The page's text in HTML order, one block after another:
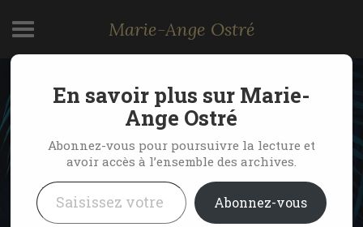
Marie-Ange Ostré
Se perdre en Irlande du
Nord
by Marie-Ange Ostré
25 mai 2008
No Comments
En savoir plus sur Marie-
Ange Ostré
Abonnez-vous pour poursuivre la lecture et
avoir accès à l’ensemble des archives.
Saisissez votre adresse e-mail…
Abonnez-vous